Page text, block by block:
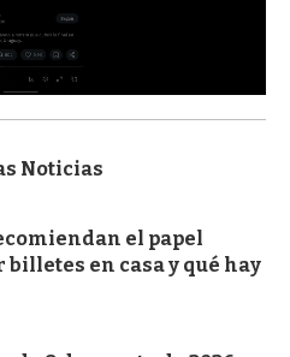
Noticias
el papel
en casa y qué hay